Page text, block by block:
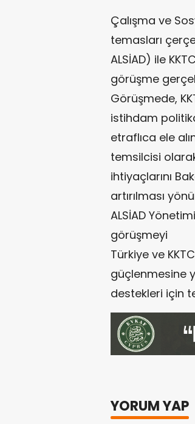
Çalışma ve
temasları
ALSİAD) ile
görüşme
Görüşmede,
istihdam
etraflıca ele
temsilcisi
ihtiyaçlarını
artırılması
ALSİAD
görüşmeyi
Türkiye ve
güçlenmesine
destekleri için
YORUM YAP